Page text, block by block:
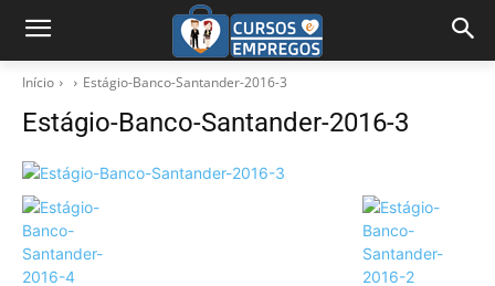
Início Estágio-Banco-Santander-2016-3
Estágio-Banco-Santander-2016-3